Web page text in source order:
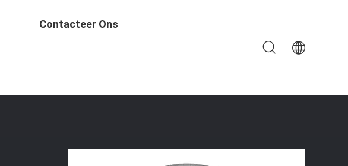
Contacteer Ons